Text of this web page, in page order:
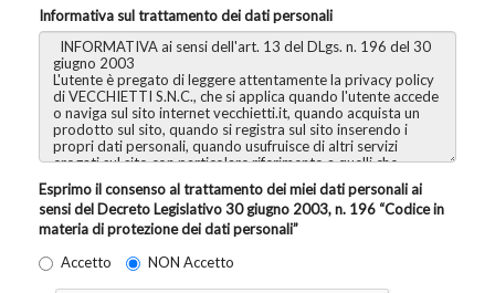
Informativa sul trattamento dei dati personali
Esprimo il consenso al trattamento dei miei dati personali ai
sensi del Decreto Legislativo 30 giugno 2003, n. 196 “Codice in
materia di protezione dei dati personali”
Accetto
NON Accetto